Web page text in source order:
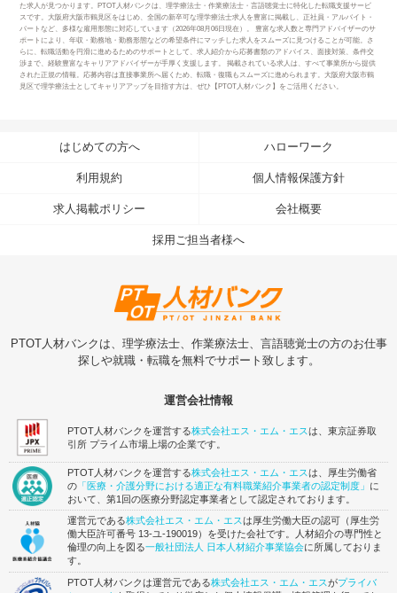
た求人が見つかります。PTOT人材バンクは、理学療法士・作業療法士・言語聴覚士に特化した転職支援サービ
スです。大阪府大阪市鶴見区をはじめ、全国の新卒可な理学療法士求人を豊富に掲載し、正社員・アルバイト・
パートなど、多様な雇用形態に対応しています（2026年08月06日現在）。 豊富な求人数と専門アドバイザーのサ
ポートにより、年収・勤務地・勤務形態などの希望条件にマッチした求人をスムーズに見つけることが可能。さ
らに、転職活動を円滑に進めるためのサポートとして、求人紹介から応募書類のアドバイス、面接対策、条件交
渉まで、経験豊富なキャリアアドバイザーが手厚く支援します。 掲載されている求人は、すべて事業所から提供
された正規の情報。応募内容は直接事業所へ届くため、転職・復職もスムーズに進められます。大阪府大阪市鶴
見区で理学療法士としてキャリアアップを目指す方は、ぜひ【PTOT人材バンク】をご活用ください。
はじめての方へ ハローワーク
利用規約 個人情報保護方針
求人掲載ポリシー 会社概要
採用ご担当者様へ
PTOT人材バンクは、理学療法士、作業療法士、言語聴覚士の方のお仕事
探しや就職・転職を無料でサポート致します。
運営会社情報
PTOT人材バンクを運営する株式会社エス・エム・エスは、東京証券取
引所 プライム市場上場の企業です。
PTOT人材バンクを運営する株式会社エス・エム・エスは、厚生労働省
の 「医療・介護分野における適正な有料職業紹介事業者の認定制度」 に
おいて、第1回の医療分野認定事業者として認定されております。
運営元である株式会社エス・エム・エスは厚生労働大臣の認可（厚生労
働大臣許可番号 13-ユ-190019）を受けた会社です。人材紹介の専門性と
倫理の向上を図る一般社団法人 日本人材紹介事業協会に所属しておりま
す。
PTOT人材バンクは運営元である株式会社エス・エム・エスがプライバ